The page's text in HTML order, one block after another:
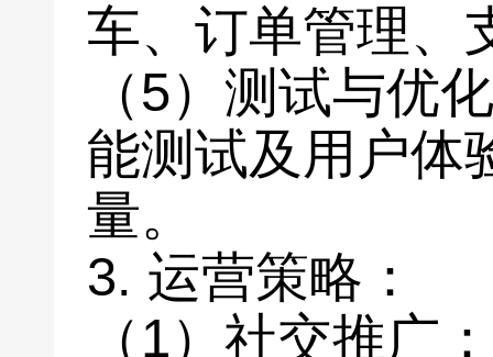
车、订单管理、
（5）测试与优
能测试及用户体
量。
3. 运营策略：
（1）社交推广